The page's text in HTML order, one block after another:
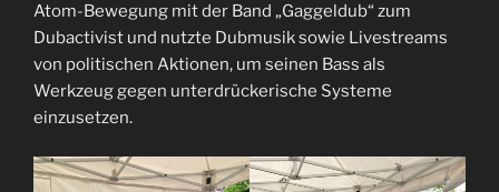
Atom-Bewegung mit der Band „Gaggeldub“ zum
Dubactivist und nutzte Dubmusik sowie Livestreams
von politischen Aktionen, um seinen Bass als
Werkzeug gegen unterdrückerische Systeme
einzusetzen.